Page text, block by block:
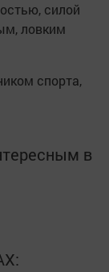
силой
ловким
спорта,
в